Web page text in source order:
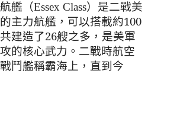
艦（Essex Class）是二戰美
主力航艦 ，可以搭載約100
共建造了26艘之多，是美軍
的核心武力。二戰時航空
鬥艦稱霸海上 ，直到今